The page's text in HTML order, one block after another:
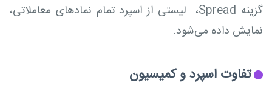
گزینه Spread، لیستی از اسپرد تمام نمادهای معاملاتی،
نمایش داده می‌شود.
تفاوت اسپرد و کمیسیون